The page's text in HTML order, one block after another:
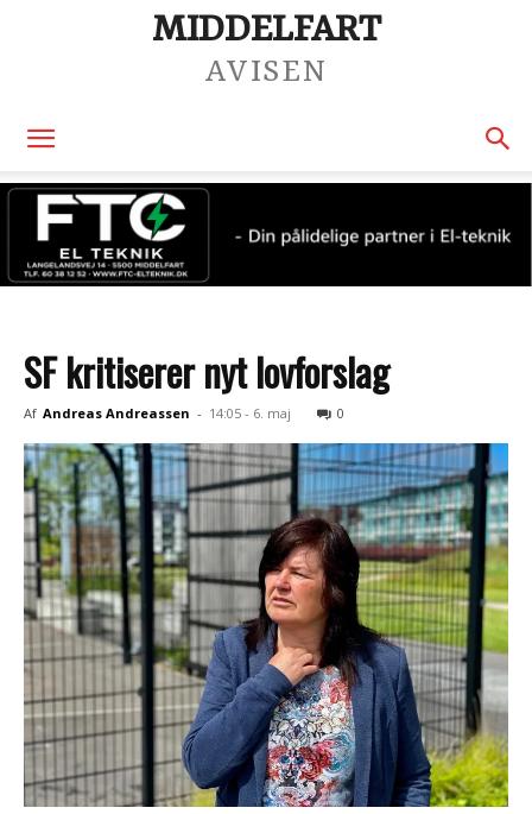
MIDDELFART
AVISEN
SF kritiserer nyt lovforslag
Af Andreas Andreassen - 14:05 - 6. maj 0